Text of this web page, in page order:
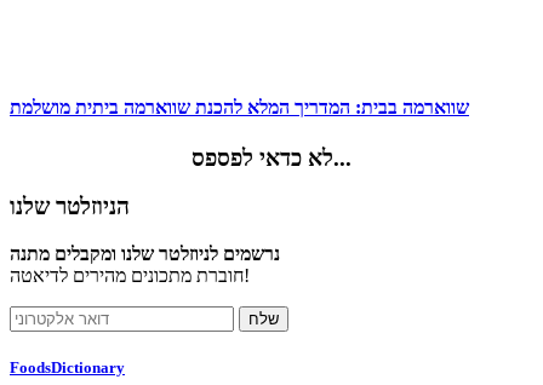
שווארמה בבית: המדריך המלא להכנת שווארמה ביתית מושלמת
לא כדאי לפספס...
הניוזלטר שלנו
נרשמים לניוזלטר שלנו ומקבלים מתנה
חוברת מתכונים מהירים לדיאטה!
FoodsDictionary